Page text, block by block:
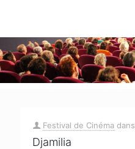
Festival de Cinéma dans
Djamilia